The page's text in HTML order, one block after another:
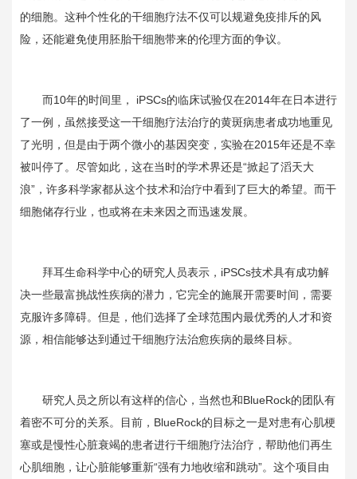
的细胞。这种个性化的干细胞疗法不仅可以规避免疫排斥的风
险，还能避免使用胚胎干细胞带来的伦理方面的争议。
而10年的时间里， iPSCs的临床试验仅在2014年在日本进行
了一例，虽然接受这一干细胞疗法治疗的黄斑病患者成功地重见
了光明，但是由于两个微小的基因突变，实验在2015年还是不幸
被叫停了。尽管如此，这在当时的学术界还是“掀起了滔天大
浪”，许多科学家都从这个技术和治疗中看到了巨大的希望。而干
细胞储存行业，也或将在未来因之而迅速发展。
拜耳生命科学中心的研究人员表示， iPSCs技术具有成功解
决一些最富挑战性疾病的潜力，它完全的施展开需要时间，需要
克服许多障碍。但是，他们选择了全球范围内最优秀的人才和资
源，相信能够达到通过干细胞疗法治愈疾病的最终目标。
研究人员之所以有这样的信心，当然也和BlueRock的团队有
着密不可分的关系。目前， BlueRock的目标之一是对患有心肌梗
塞或是慢性心脏衰竭的患者进行干细胞疗法治疗，帮助他们再生
心肌细胞，让心脏能够重新“强有力地收缩和跳动”。这个项目由